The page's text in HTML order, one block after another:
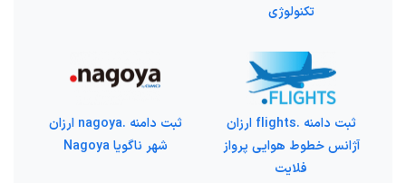
تکنولوژی
ثبت دامنه .flights ارزان
آژانس خطوط هوایی پرواز
فلایت
ثبت دامنه .nagoya ارزان
شهر ناگویا Nagoya